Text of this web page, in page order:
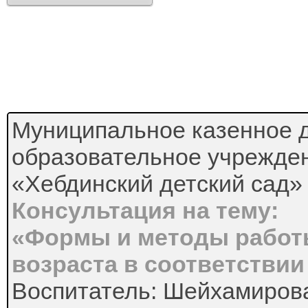
Муниципальное казенное
образовательное
«Хебдинский детский сад»
Консультация на тему:
«Формы и методы
возраста в
Воспитатель: